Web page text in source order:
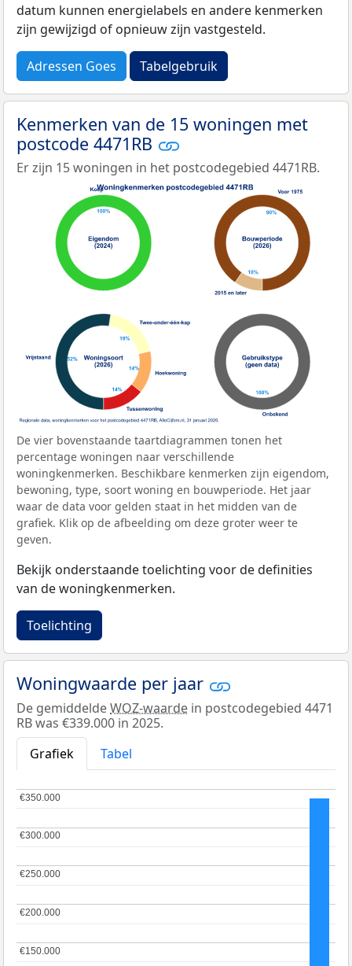
datum kunnen energielabels en andere kenmerken
zijn gewijzigd of opnieuw zijn vastgesteld.
Adressen Goes Tabelgebruik
Kenmerken van de 15 woningen met
postcode 4471RB
Er zijn 15 woningen in het postcodegebied 4471RB.
De vier bovenstaande taartdiagrammen tonen het
percentage woningen naar verschillende
woningkenmerken. Beschikbare kenmerken zijn eigendom,
bewoning, type, soort woning en bouwperiode. Het jaar
waar de data voor gelden staat in het midden van de
grafiek. Klik op de afbeelding om deze groter weer te
geven.
Bekijk onderstaande toelichting voor de definities
van de woningkenmerken.
Toelichting
Woningwaarde per jaar
De gemiddeldeWOZ-waarde in postcodegebied 4471
RB was €339.000 in 2025.
Grafiek
Tabel
€150.000
€150.000
€200.000
€200.000
€250.000
€250.000
€300.000
€300.000
€350.000
€350.000